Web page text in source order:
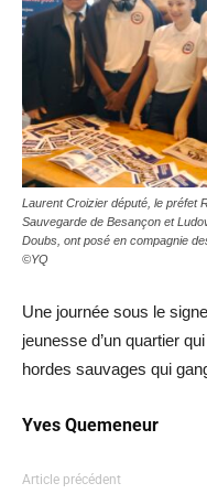
Laurent Croizier député, le préfet
Sauvegarde de Besançon et
Doubs, ont posé en compagnie
©YQ
Une journée sous le
jeunesse d’un quartier
hordes sauvages qui
Yves Quemeneur
Article précédent